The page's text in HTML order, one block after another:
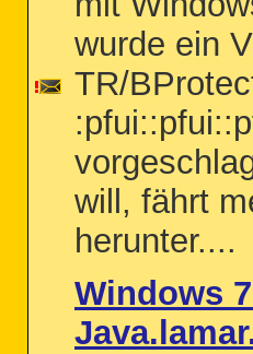
wurde ein
TR/
will, fährt
herunter....
Windows